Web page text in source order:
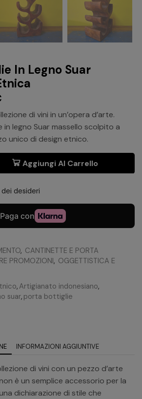
In Legno Suar
di vini in un’opera d’arte.
legno Suar massello scolpito a
unico di design etnico.
Aggiungi Al Carrello
desideri
, CANTINETTE E PORTA
PROMOZIONI, OGGETTISTICA E
, Artigianato indonesiano,
suar, porta bottiglie
INFORMAZIONI AGGIUNTIVE
di vini con un pezzo d’arte
è un semplice accessorio per la
dichiarazione di stile che